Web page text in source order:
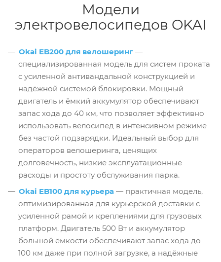
Модели
электровелосипедов OKAI
Okai EB200 для велошеринг —
специализированная модель для систем проката
с усиленной антивандальной конструкцией и
надёжной системой блокировки. Мощный
двигатель и ёмкий аккумулятор обеспечивают
запас хода до 40 км, что позволяет эффективно
использовать велосипед в интенсивном режиме
без частой подзарядки. Идеальный выбор для
операторов велошеринга, ценящих
долговечность, низкие эксплуатационные
расходы и простоту обслуживания парка.
Okai EB100 для курьера — практичная модель,
оптимизированная для курьерской доставки с
усиленной рамой и креплениями для грузовых
платформ. Двигатель 500 Вт и аккумулятор
большой ёмкости обеспечивают запас хода до
100 км даже при полной загрузке, а надёжные